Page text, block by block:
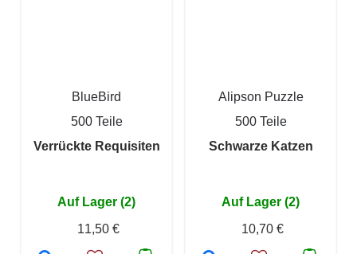
BlueBird
500 Teile
Verrückte Requisiten
Auf Lager (2)
11,50 €
Alipson Puzzle
500 Teile
Schwarze Katzen
Auf Lager (2)
10,70 €